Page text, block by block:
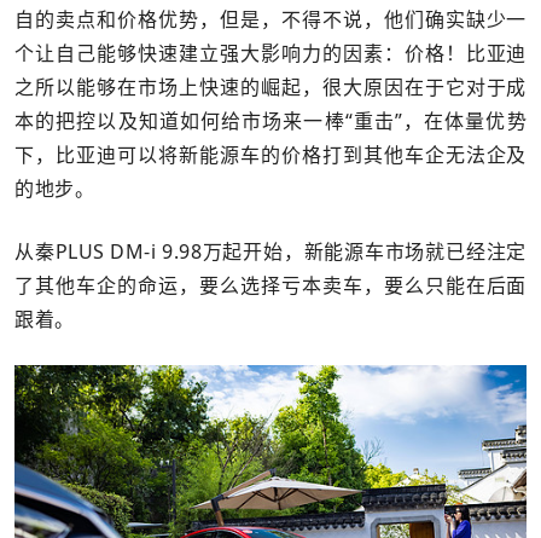
自的卖点和价格优势，但是，不得不说，他们确实缺少一
个让自己能够快速建立强大影响力的因素：价格！比亚迪
之所以能够在市场上快速的崛起，很大原因在于它对于成
本的把控以及知道如何给市场来一棒“重击”，在体量优势
下，比亚迪可以将新能源车的价格打到其他车企无法企及
的地步。
从秦PLUS DM-i 9.98万起开始，新能源车市场就已经注定
了其他车企的命运，要么选择亏本卖车，要么只能在后面
跟着。